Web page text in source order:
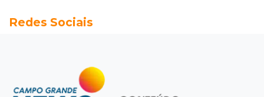
Nova lei pune deepfakes sexuais com crianças
Quatro carros
Idoso sofre mal súbito enquanto dirigia e
Redes Sociais